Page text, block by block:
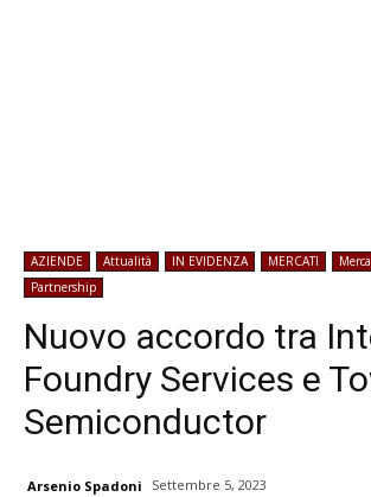
AZIENDE Attualità IN EVIDENZA MERCATI
Partnership
Nuovo accordo tra
Foundry Services e
Semiconductor
Arsenio Spadoni Settembre 5, 2023